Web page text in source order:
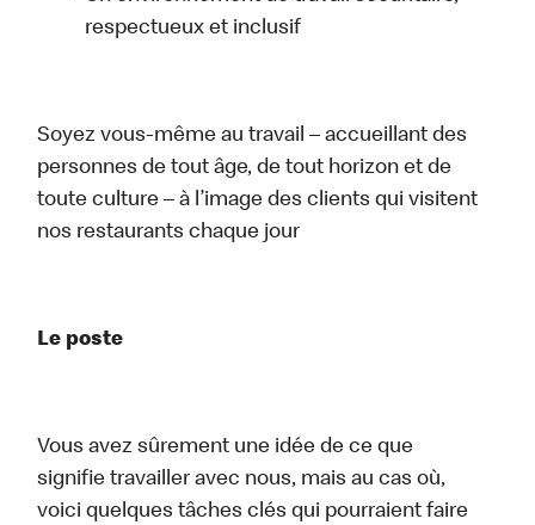
respectueux et inclusif
Soyez vous-même au travail – accueillant des
personnes de tout âge, de tout horizon et de
toute culture – à l’image des clients qui visitent
nos restaurants chaque jour
Le poste
Vous avez sûrement une idée de ce que
signifie travailler avec nous, mais au cas où,
voici quelques tâches clés qui pourraient faire